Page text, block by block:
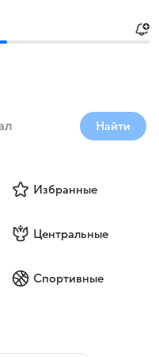
Найти
Избранные
Центральные
Спортивные